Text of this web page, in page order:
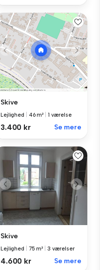
Skive
Lejlighed 46 m² 1 værelse
3.400 kr Se mere
Skive
Lejlighed 75 m² 3 værelser
4.600 kr Se mere